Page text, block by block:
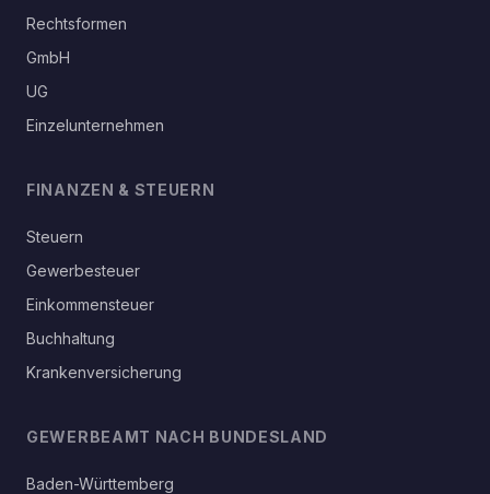
Rechtsformen
GmbH
UG
Einzelunternehmen
FINANZEN & STEUERN
Steuern
Gewerbesteuer
Einkommensteuer
Buchhaltung
Krankenversicherung
GEWERBEAMT NACH BUNDESLAND
Baden-Württemberg